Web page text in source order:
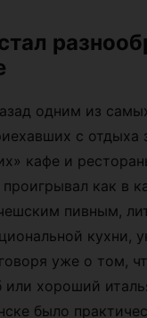
одним из
с отдыха
кафе и
как в
пивным,
кухни,
уже о том,
или хороший
было